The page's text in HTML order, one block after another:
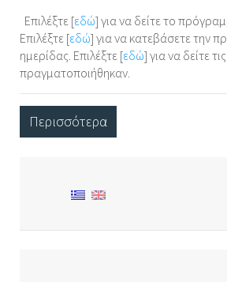
Επιλέξτε [εδώ] για να δείτε το
Επιλέξτε [εδώ] για να κατεβάσετε την
ημερίδας. Επιλέξτε [εδώ] για να δείτε
πραγματοποιήθηκαν.
Περισσότερα